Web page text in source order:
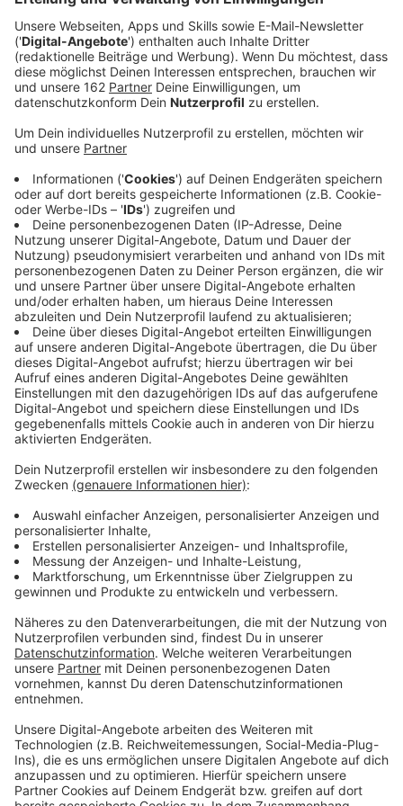
können zu Verspätungen und Ausfällen bei den
Bussen der Moerser Niag führen.
Veröffentlicht:Donnerstag, 23.10.2025 13:42
Der Deutsche Wetterdienst hat eine Warnung für den
Kreis Wesel herausgegeben. Das kann sich auf den
Busverkehr bei uns auswirken. In den kommenden
Stunden bis mindestens heute Abend (20 Uhr) müssen
wir mit starkem Wind, teils stürmischen Böen und
Schauern rechnen. Der Wind kommt aus Südwesten
und und kann in Böen mit Windgeschwindigkeiten
zwischen 60 und 80 km/h durch den Kreis Wesel
fegen.
Anzeige
Verbindungen vor Fahrtantritt prüfen
Anzeige
Bei den Busverbindungen der Moerser Niag kann es
dadurch zu Verzögerungen, Umleitungen oder sogar
Fahrtausfällen führen. Fahrgäste werden daher
dringend gebeten, sich vor Fahrtantritt über ihre
Verbindungen zu informieren. Dafür stehen Ihnen die
NIAG-App und weitere ÖPNV-Apps mit
Echtzeitinformationen zur Verfügung.
Website finden Sie aktuelle Fahrpläne und Hinweise
Für telefonische Auskünfte ist die „Schlaue Nummer
für Bus & Bahn in NRW“ rund um die Uhr unter 0800 6
50 40 30 erreichbar – kostenfrei aus allen deutschen